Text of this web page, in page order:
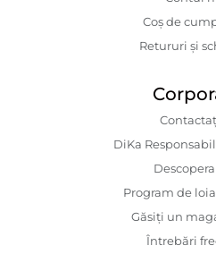
Coș de
Retururi și
DiKa
Program de
Găsiți un
Întrebări